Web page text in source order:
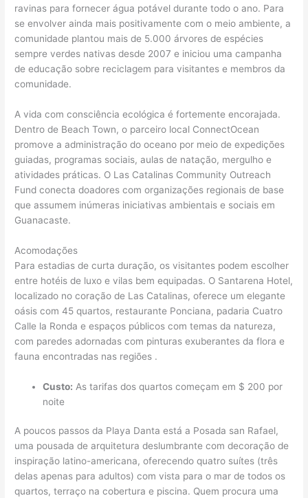
ravinas para fornecer água potável durante todo o ano. Para
se envolver ainda mais positivamente com o meio ambiente, a
comunidade plantou mais de 5.000 árvores de espécies
sempre verdes nativas desde 2007 e iniciou uma campanha
de educação sobre reciclagem para visitantes e membros da
comunidade.
A vida com consciência ecológica é fortemente encorajada.
Dentro de Beach Town, o parceiro local ConnectOcean
promove a administração do oceano por meio de expedições
guiadas, programas sociais, aulas de natação, mergulho e
atividades práticas. O Las Catalinas Community Outreach
Fund conecta doadores com organizações regionais de base
que assumem inúmeras iniciativas ambientais e sociais em
Guanacaste.
Acomodações
Para estadias de curta duração, os visitantes podem escolher
entre hotéis de luxo e vilas bem equipadas. O Santarena Hotel,
localizado no coração de Las Catalinas, oferece um elegante
oásis com 45 quartos, restaurante Ponciana, padaria Cuatro
Calle la Ronda e espaços públicos com temas da natureza,
com paredes adornadas com pinturas exuberantes da flora e
fauna encontradas nas regiões .
Custo: As tarifas dos quartos começam em $ 200 por
noite
A poucos passos da Playa Danta está a Posada san Rafael,
uma pousada de arquitetura deslumbrante com decoração de
inspiração latino-americana, oferecendo quatro suítes (três
delas apenas para adultos) com vista para o mar de todos os
quartos, terraço na cobertura e piscina. Quem procura uma